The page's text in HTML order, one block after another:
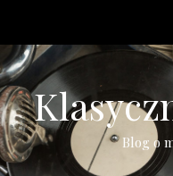
content
Blog o